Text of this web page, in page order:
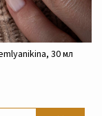
30 мл